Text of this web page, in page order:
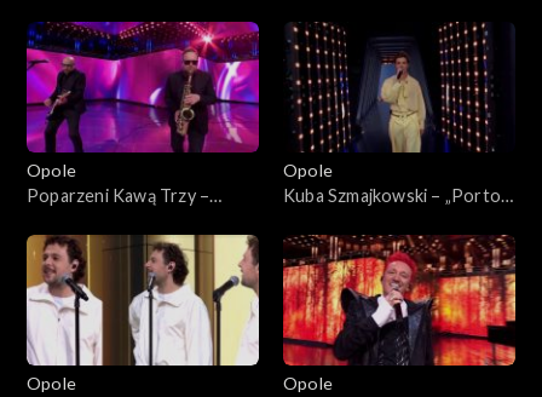
Opole
Poparzeni Kawą Trzy –
Koncert „Premiery”
Opole
Kuba Szmajkowski – „Porto”.
„Premiery”
Opole
Opole